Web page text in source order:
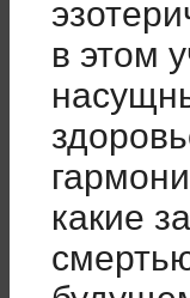
в этом
какие